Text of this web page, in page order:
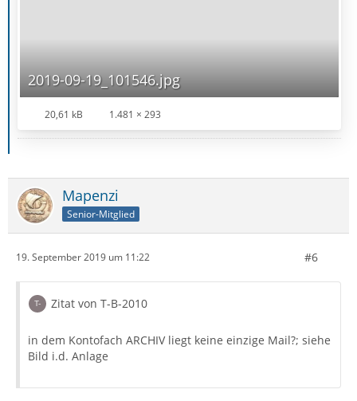
2019-09-19_101546.jpg
20,61 kB 1.481 × 293
Mapenzi
Senior-Mitglied
19. September 2019 um 11:22 #6
Zitat von T-B-2010
in dem Kontofach ARCHIV liegt keine einzige Mail?; siehe
Bild i.d. Anlage